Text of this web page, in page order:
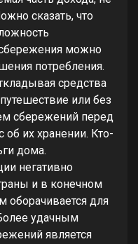
сказать, что
можно
потребления.
средства
или без
сбережений перед
об их хранении. Кто-
дома.
негативно
и в конечном
оборачивается для
удачным
является